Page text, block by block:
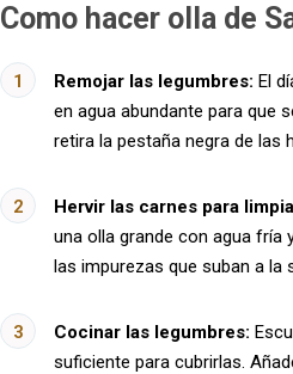
Como hacer olla de
Remojar las legumbres: El
en agua abundante para que
retira la pestaña negra de las
Hervir las carnes para
una olla grande con agua fría
las impurezas que suban a la
Cocinar las legumbres:
suficiente para cubrirlas.